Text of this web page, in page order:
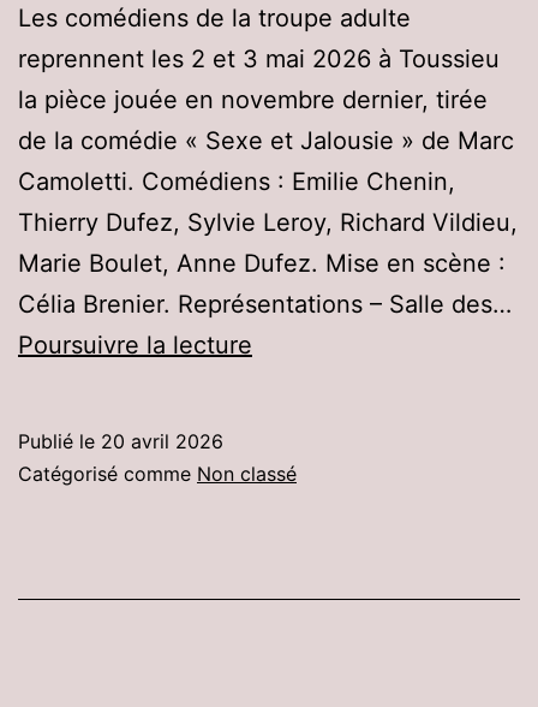
Les comédiens de la troupe adulte
reprennent les 2 et 3 mai 2026 à Toussieu
la pièce jouée en novembre dernier, tirée
de la comédie « Sexe et Jalousie » de Marc
Camoletti. Comédiens : Emilie Chenin,
Thierry Dufez, Sylvie Leroy, Richard Vildieu,
Marie Boulet, Anne Dufez. Mise en scène :
Célia Brenier. Représentations – Salle des…
Poursuivre la lecture
–
Publié le 20 avril 2026
Catégorisé comme Non classé